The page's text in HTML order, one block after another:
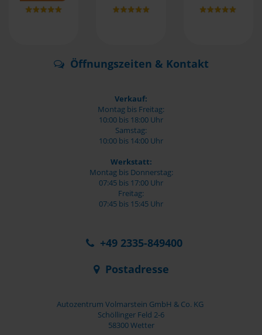
Öffnungszeiten & Kontakt
Verkauf:
Montag bis Freitag:
10:00 bis 18:00 Uhr
Samstag:
10:00 bis 14:00 Uhr
Werkstatt:
Montag bis Donnerstag:
07:45 bis 17:00 Uhr
Freitag:
07:45 bis 15:45 Uhr
+49 2335-849400
Postadresse
Autozentrum Volmarstein GmbH & Co. KG
Schöllinger Feld 2-6
58300 Wetter